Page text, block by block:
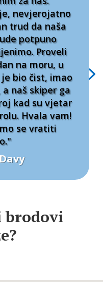
nevjerojatno
trud da naša
potpuno
Proveli
na moru, u
bio čist, imao
naš skiper ga
kad su vjetar
Hvala vam!
se vratiti
Davy
brodovi